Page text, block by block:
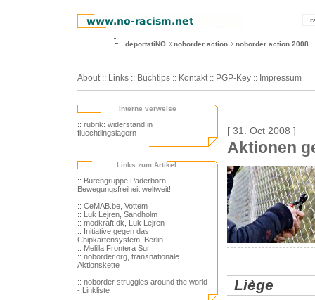
deportatiNO noborder action noborder action 2008
About :: Links :: Buchtips :: Kontakt :: PGP-Key :: Impressum
interne verweise
:: rubrik: widerstand in
fluechtlingslagern
Links zum Artikel:
:: Bürengruppe Paderborn |
Bewegungsfreiheit weltweit!
:: CeMAB.be, Vottem
:: Luk Lejren, Sandholm
:: modkraft.dk, Luk Lejren
:: Initiative gegen das
Chipkartensystem, Berlin
:: Melilla Frontera Sur
:: noborder.org, transnationale
Aktionskette
:: noborder struggles around the world
- Linkliste
[ 31. Oct 2008 ]
Aktionen
Liège